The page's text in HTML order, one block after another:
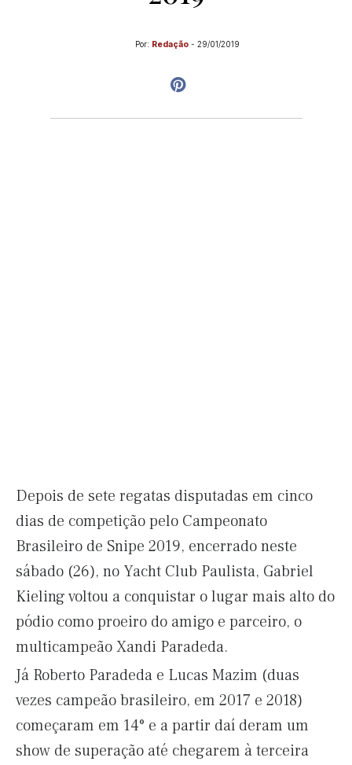
Por: Redação - 29/01/2019
Depois de sete regatas disputadas em cinco
dias de competição pelo Campeonato
Brasileiro de Snipe 2019, encerrado neste
sábado (26), no Yacht Club Paulista, Gabriel
Kieling voltou a conquistar o lugar mais alto do
pódio como proeiro do amigo e parceiro, o
multicampeão Xandi Paradeda.
Já Roberto Paradeda e Lucas Mazim (duas
vezes campeão brasileiro, em 2017 e 2018)
começaram em 14° e a partir daí deram um
show de superação até chegarem à terceira